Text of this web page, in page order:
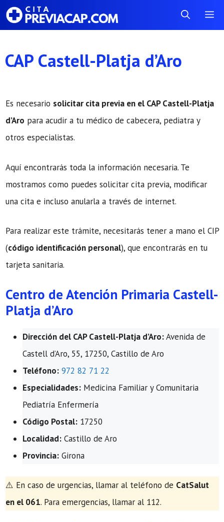
Saltar
CAP Castell-Platja d’Aro
Es necesario solicitar cita previa en el CAP Castell-Platja
d’Aro para acudir a tu médico de cabecera, pediatra y
otros especialistas.
Aquí encontrarás toda la información necesaria. Te
mostramos como puedes solicitar cita previa, modificar
una cita e incluso anularla a través de internet.
Para realizar este trámite, necesitarás tener a mano el CIP
(código identificación personal), que encontrarás en tu
tarjeta sanitaria.
Centro de Atención Primaria Castell-
Platja d’Aro
Dirección del CAP Castell-Platja d’Aro:Avenida de
Castell d’Aro, 55, 17250, Castillo de Aro
Teléfono: 972 82 71 22
Especialidades: Medicina Familiar y Comunitaria
Pediatría Enfermería
Código Postal: 17250
Localidad: Castillo de Aro
Provincia: Girona
​⚠️ En caso de urgencias, llamar al teléfono de CatSalut
en el 061. Para emergencias, llamar al 112.